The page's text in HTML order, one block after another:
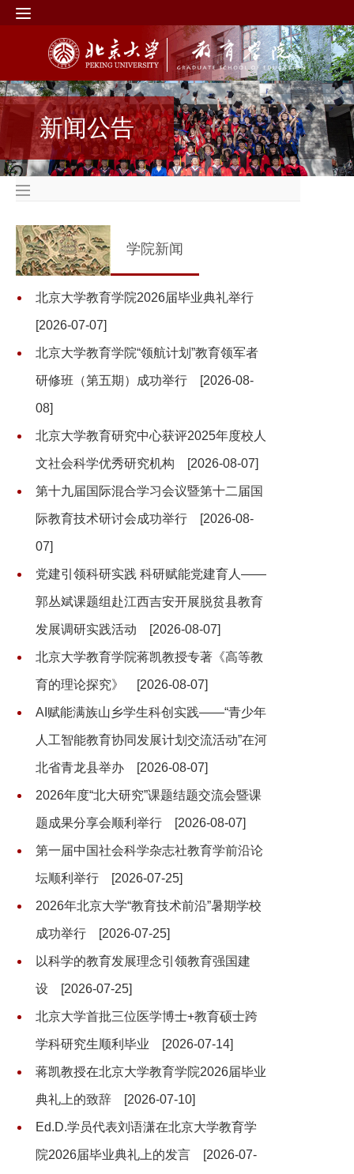
新闻公告
学院新闻
北京大学教育学院2026届毕业典礼举行
[2026-07-07]
北京大学教育学院“领航计划”教育领军者
研修班（第五期）成功举行 [2026-08-
08]
北京大学教育研究中心获评2025年度校人
文社会科学优秀研究机构 [2026-08-07]
第十九届国际混合学习会议暨第十二届国
际教育技术研讨会成功举行 [2026-08-
07]
党建引领科研实践 科研赋能党建育人——
郭丛斌课题组赴江西吉安开展脱贫县教育
发展调研实践活动 [2026-08-07]
北京大学教育学院蒋凯教授专著《高等教
育的理论探究》 [2026-08-07]
AI赋能满族山乡学生科创实践——“青少年
人工智能教育协同发展计划交流活动”在河
北省青龙县举办 [2026-08-07]
2026年度“北大研究”课题结题交流会暨课
题成果分享会顺利举行 [2026-08-07]
第一届中国社会科学杂志社教育学前沿论
坛顺利举行 [2026-07-25]
2026年北京大学“教育技术前沿”暑期学校
成功举行 [2026-07-25]
以科学的教育发展理念引领教育强国建
设 [2026-07-25]
北京大学首批三位医学博士+教育硕士跨
学科研究生顺利毕业 [2026-07-14]
蒋凯教授在北京大学教育学院2026届毕业
典礼上的致辞 [2026-07-10]
Ed.D.学员代表刘语潇在北京大学教育学
院2026届毕业典礼上的发言 [2026-07-